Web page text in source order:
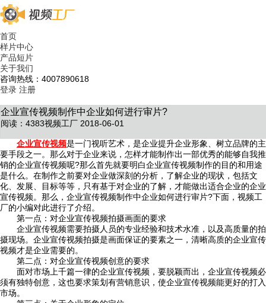
首页
样片中心
产品短片
关于我们
咨询热线：4007890618
登录 注册
企业宣传视频制作中企业如何进行审片?
阅读：4383视频工厂 2018-06-01
企业宣传视频是一门视听艺术，是企业提升企业形象、树立品牌的主
要手段之一。那么对于企业来说，怎样才能制作出一部优秀的能够自我推
销的企业宣传视频呢?那么首先就要明白企业宣传视频制作的目的和用途
是什么。在制作之前要对企业做深刻的分析，了解企业的现状，包括文
化、发展、目标等等，只有基于对企业的了解，才能做出适合企业的企业
宣传视频。那么，企业宣传视频制作中企业如何进行审片?下面，视频工
厂的小编对此进行了介绍。
第一点：对企业宣传视频拍摄画面的要求
企业宣传视频需要拍摄人员的专业经验和技术水准，以及高质量的拍
摄现场。企业宣传视频拍摄是画面保证的要素之一，清晰高质的企业宣传
视频才是企业需要的。
第二点：对企业宣传视频创意的要求
面对市场上千篇一律的企业宣传视频，要脱颖而出，企业宣传视频必
须有独特创意，这也要求策划有营销意识，使企业宣传视频能更好的打入
市场。